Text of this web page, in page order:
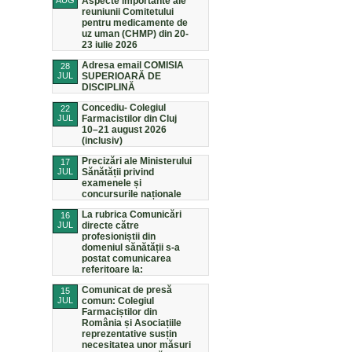
reuniunii Comitetului
pentru medicamente de
uz uman (CHMP) din 20-
23 iulie 2026
28
JUL
Adresa email COMISIA
SUPERIOARĂ DE
DISCIPLINĂ
22
JUL
Concediu- Colegiul
Farmacistilor din Cluj
10–21 august 2026
(inclusiv)
17
JUL
Precizări ale Ministerului
Sănătății privind
examenele și
concursurile naționale
16
JUL
La rubrica Comunicări
directe către
profesioniștii din
domeniul sănătății s-a
postat comunicarea
referitoare la:
15
JUL
Comunicat de presă
comun: Colegiul
Farmaciștilor din
România și Asociațiile
reprezentative susțin
necesitatea unor măsuri